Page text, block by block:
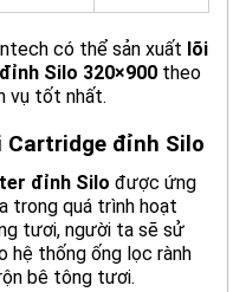
có thể sản xuất lõi
Silo 320×900 theo
vụ tốt nhất.
Cartridge đỉnh Silo
đỉnh Silo được ứng
trong quá trình hoạt
tươi, người ta sẽ sử
hệ thống ống lọc rành
bê tông tươi.